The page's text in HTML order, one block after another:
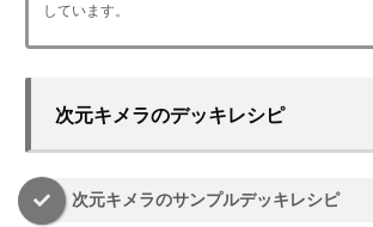
しています。
次元キメラのデッキレシピ
次元キメラのサンプルデッキレシピ